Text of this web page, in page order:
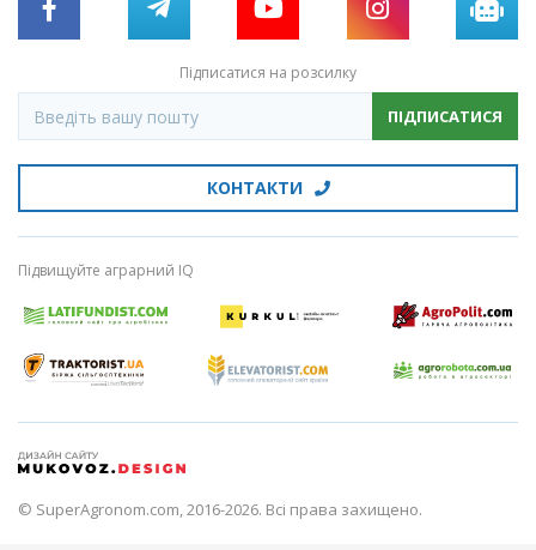
Підписатися на розсилку
ПІДПИСАТИСЯ
КОНТАКТИ
Підвищуйте аграрний IQ
© SuperAgronom.com, 2016-2026. Всі права захищено.